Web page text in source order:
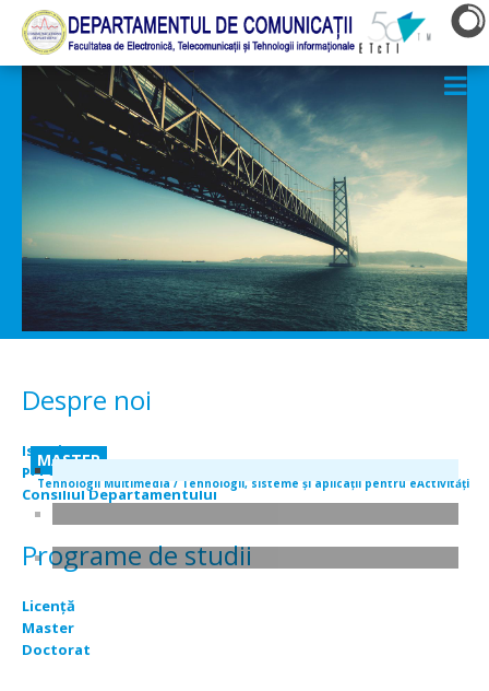
MASTER
Tehnologii Multimedia / Tehnologii, sisteme şi aplicaţii pentru eActivităţi
Despre noi
Istoric
Personalul
Consiliul Departamentului
Programe de studii
Licență
Master
Doctorat